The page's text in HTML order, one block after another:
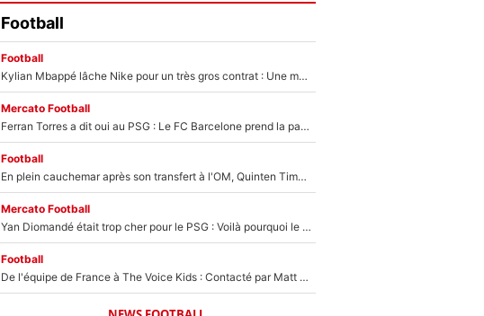
Football
Football
Kylian Mbappé lâche Nike pour un très gros contrat : Une marque «inattendue» va frapper très fort
Mercato Football
Ferran Torres a dit oui au PSG : Le FC Barcelone prend la parole alors qu'un transfert de l'attaquant espagnol prend forme
Football
En plein cauchemar après son transfert à l'OM, Quinten Timber raconte ses doutes après sa signature à Marseille
Mercato Football
Yan Diomandé était trop cher pour le PSG : Voilà pourquoi le Real Madrid a accepté de payer la somme record de 140M€ pour boucler son transfert !
Football
De l'équipe de France à The Voice Kids : Contacté par Matt Pokora, Kylian Mbappé a accepté de jouer un rôle inédit sur TF1 !